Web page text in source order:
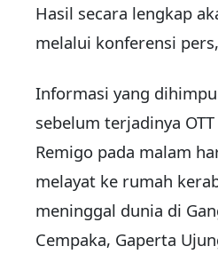
Hasil secara lengkap
melalui konferensi
Informasi yang
sebelum terjadinya
Remigo pada malam
melayat ke rumah
meninggal dunia di
Cempaka, Gaperta